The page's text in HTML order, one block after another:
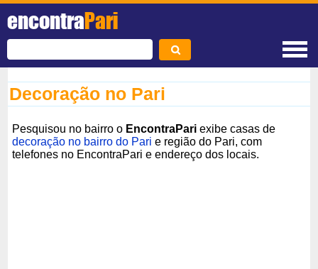
encontraPari
Decoração no Pari
Pesquisou no bairro o EncontraPari exibe casas de
decoração no bairro do Pari e região do Pari, com
telefones no EncontraPari e endereço dos locais.